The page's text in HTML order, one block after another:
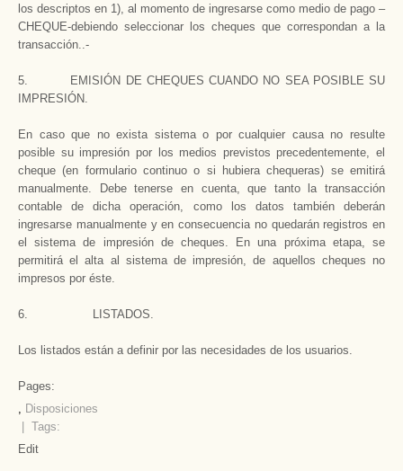
los descriptos en 1), al momento de ingresarse como medio de pago –
CHEQUE-debiendo seleccionar los cheques que correspondan a la
transacción..-
5. EMISIÓN DE CHEQUES CUANDO NO SEA POSIBLE SU
IMPRESIÓN.
En caso que no exista sistema o por cualquier causa no resulte
posible su impresión por los medios previstos precedentemente, el
cheque (en formulario continuo o si hubiera chequeras) se emitirá
manualmente. Debe tenerse en cuenta, que tanto la transacción
contable de dicha operación, como los datos también deberán
ingresarse manualmente y en consecuencia no quedarán registros en
el sistema de impresión de cheques. En una próxima etapa, se
permitirá el alta al sistema de impresión, de aquellos cheques no
impresos por éste.
6. LISTADOS.
Los listados están a definir por las necesidades de los usuarios.
Pages:
, Disposiciones
| Tags:
Edit